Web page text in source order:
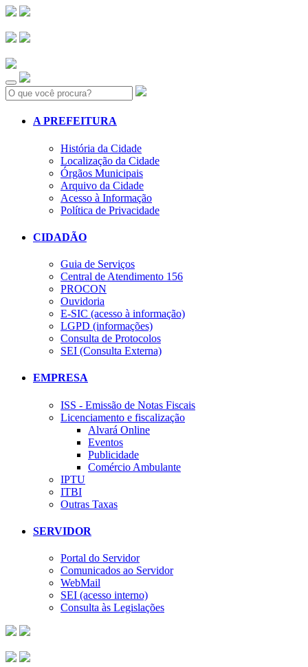
Search:
A PREFEITURA
História da Cidade
Localização da Cidade
Órgãos Municipais
Arquivo da Cidade
Acesso à Informação
Política de Privacidade
CIDADÃO
Guia de Serviços
Central de Atendimento 156
PROCON
Ouvidoria
E-SIC (acesso à informação)
LGPD (informações)
Consulta de Protocolos
SEI (Consulta Externa)
EMPRESA
ISS - Emissão de Notas Fiscais
Licenciamento e fiscalização
Alvará Online
Eventos
Publicidade
Comércio Ambulante
IPTU
ITBI
Outras Taxas
SERVIDOR
Portal do Servidor
Comunicados ao Servidor
WebMail
SEI (acesso interno)
Consulta às Legislações